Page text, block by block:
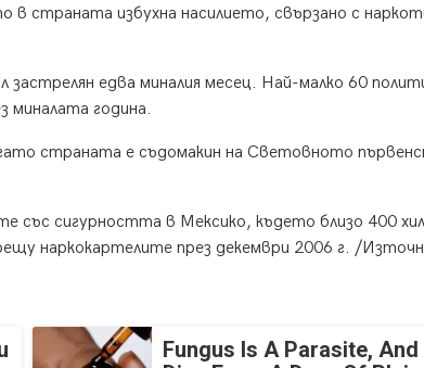
страната избухна насилието, свързано с
едва миналия месец. Най-малко 60
миналата година.
страната е съдомакин на Световното
със сигурността в Мексико, където близо 400
наркокартелите през декември 2006 г. /
Fungus Is A Parasite, And